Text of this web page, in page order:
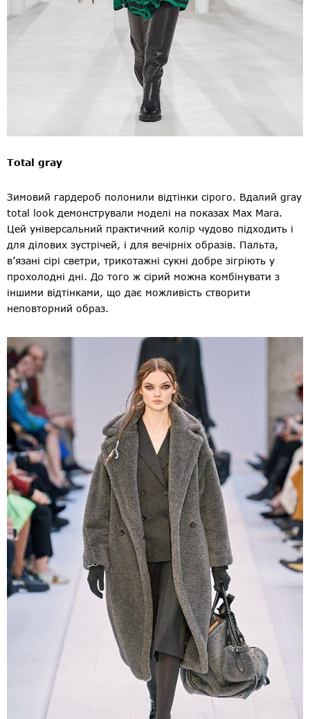
Total gray
Зимовий гардероб полонили відтінки сірого. Вдалий gray
total look демонстрували моделі на показах Max Mara.
Цей універсальний практичний колір чудово підходить і
для ділових зустрічей, і для вечірніх образів. Пальта,
в’язані сірі светри, трикотажні сукні добре зігріють у
прохолодні дні. До того ж сірий можна комбінувати з
іншими відтінками, що дає можливість створити
неповторний образ.